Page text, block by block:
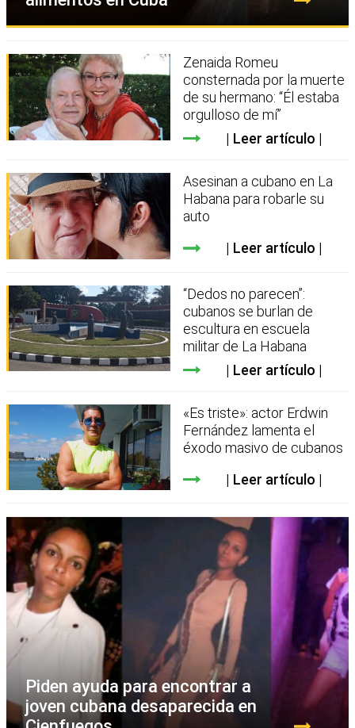
Zenaida Romeu
consternada por la muerte
de su hermano: “Él estaba
orgulloso de mí”
Leer artículo
Asesinan a cubano en La
Habana para robarle su
auto
Leer artículo
“Dedos no parecen”:
cubanos se burlan de
escultura en escuela
militar de La Habana
Leer artículo
«Es triste»: actor Erdwin
Fernández lamenta el
éxodo masivo de cubanos
Leer artículo
Piden ayuda para encontrar a
joven cubana desaparecida en